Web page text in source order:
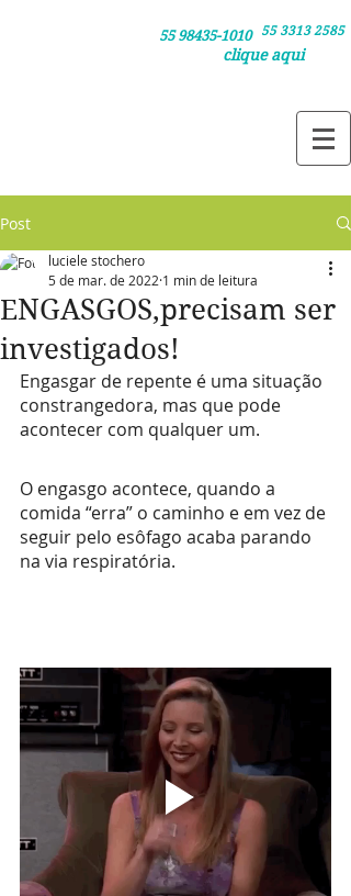
Clique nos números /
e agende sua consulta pelo telefone ou
55 98435-1010 55 3313 2585
clique aqui
Post
ENGASGOS,precisam ser
investigados!
luciele stochero
5 de mar. de 2022 1 min de leitura
Engasgar de repente é uma situação
constrangedora, mas que pode
acontecer com qualquer um.
O engasgo acontece, quando a
comida “erra” o caminho e em vez de
seguir pelo esôfago acaba parando
na via respiratória.